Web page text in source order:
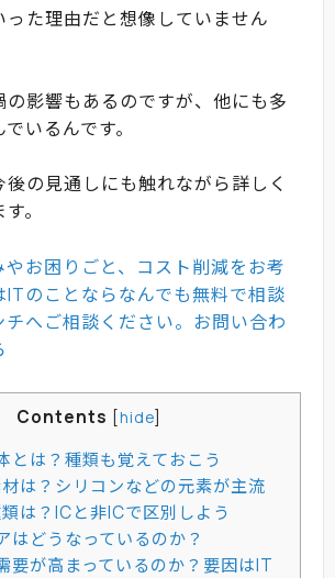
た理由だと想像していません
の影響もあるのですが、他にも多
いるんです。
の見通しにも触れながら詳しく
。
お困りごと、コスト削減をお考
ITのことならなんでも無料で相談
へご相談ください。お問い合わ
Contents [hide]
とは？種類も覚えておこう
は？シリコンなどの元素が主流
は？ICと非ICで区別しよう
はどうなっているのか？
要が高まっているのか？要因はIT